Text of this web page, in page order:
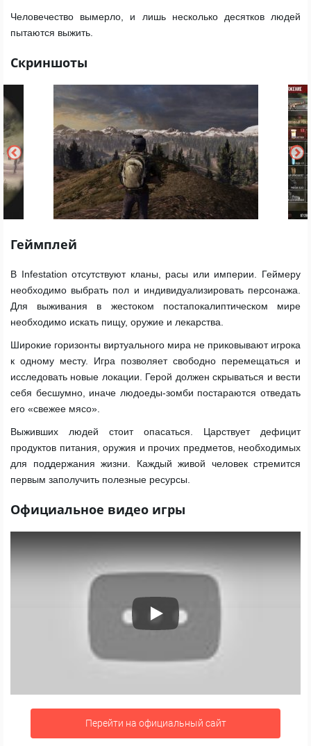
Человечество вымерло, и лишь несколько десятков людей
пытаются выжить.
Скриншоты
Геймплей
В Infestation отсутствуют кланы, расы или империи. Геймеру
необходимо выбрать пол и индивидуализировать персонажа.
Для выживания в жестоком постапокалиптическом мире
необходимо искать пищу, оружие и лекарства.
Широкие горизонты виртуального мира не приковывают игрока
к одному месту. Игра позволяет свободно перемещаться и
исследовать новые локации. Герой должен скрываться и вести
себя бесшумно, иначе людоеды-зомби постараются отведать
его «свежее мясо».
Выживших людей стоит опасаться. Царствует дефицит
продуктов питания, оружия и прочих предметов, необходимых
для поддержания жизни. Каждый живой человек стремится
первым заполучить полезные ресурсы.
Официальное видео игры
Play
Перейти на официальный сайт